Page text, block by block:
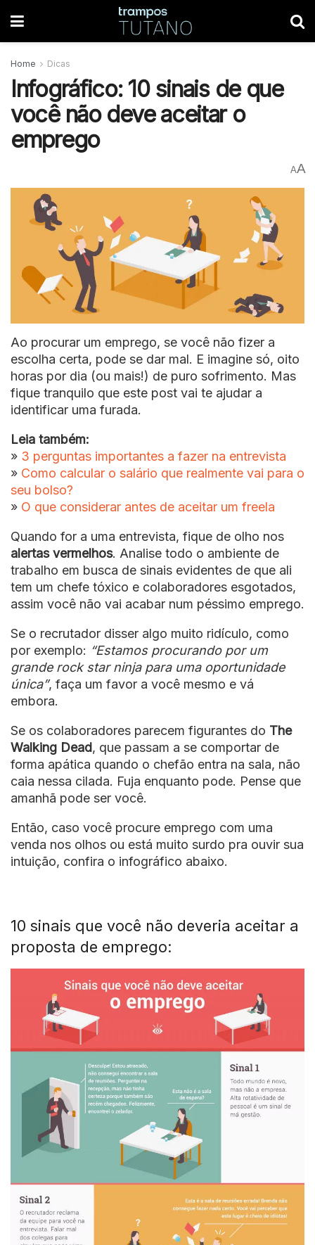
Home Dicas
Infográfico: 10 sinais de que
você não deve aceitar o
emprego
AA
Ao procurar um emprego, se você não fizer a
escolha certa, pode se dar mal. E imagine só, oito
horas por dia (ou mais!) de puro sofrimento. Mas
fique tranquilo que este post vai te ajudar a
identificar uma furada.
Leia também:
» 3 perguntas importantes a fazer na entrevista
» Como calcular o salário que realmente vai para o
seu bolso?
» O que considerar antes de aceitar um freela
Quando for a uma entrevista, fique de olho nos
alertas vermelhos. Analise todo o ambiente de
trabalho em busca de sinais evidentes de que ali
tem um chefe tóxico e colaboradores esgotados,
assim você não vai acabar num péssimo emprego.
Se o recrutador disser algo muito ridículo, como
por exemplo: “Estamos procurando por um
grande rock star ninja para uma oportunidade
única”, faça um favor a você mesmo e vá
embora.
Se os colaboradores parecem figurantes do The
Walking Dead, que passam a se comportar de
forma apática quando o chefão entra na sala, não
caia nessa cilada. Fuja enquanto pode. Pense que
amanhã pode ser você.
Então, caso você procure emprego com uma
venda nos olhos ou está muito surdo pra ouvir sua
intuição, confira o infográfico abaixo.
10 sinais que você não deveria aceitar a
proposta de emprego: